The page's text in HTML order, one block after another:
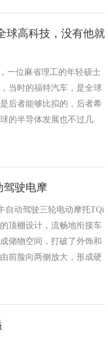
球高科技，没有他就
一位麻省理工的年轻硕士
当时的福特汽车，是全球
后者能够比拟的，后者希
的半导体发展也不过几
驾驶电摩
自动驾驶三轮电动摩托TQi
顶棚设计，流畅地衔接车
储物空间，打破了外饰和
前脸向两侧放大，形成硬